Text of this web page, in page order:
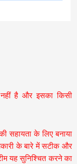
है और इसका किसी
सहायता के लिए बनाया
के बारे में सटीक और
यह सुनिश्चित करने का